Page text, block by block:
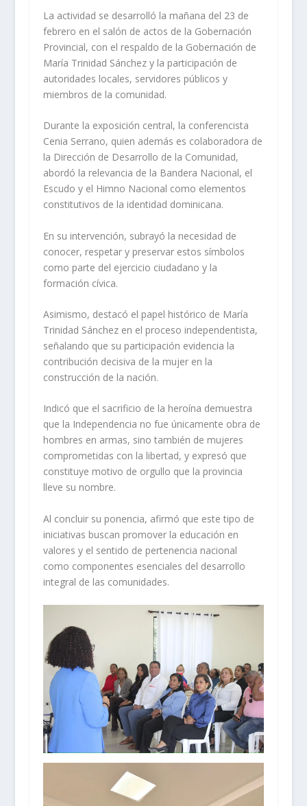
La actividad se desarrolló la mañana del 23 de
febrero en el salón de actos de la Gobernación
Provincial, con el respaldo de la Gobernación de
María Trinidad Sánchez y la participación de
autoridades locales, servidores públicos y
miembros de la comunidad.
Durante la exposición central, la conferencista
Cenia Serrano, quien además es colaboradora de
la Dirección de Desarrollo de la Comunidad,
abordó la relevancia de la Bandera Nacional, el
Escudo y el Himno Nacional como elementos
constitutivos de la identidad dominicana.
En su intervención, subrayó la necesidad de
conocer, respetar y preservar estos símbolos
como parte del ejercicio ciudadano y la
formación cívica.
Asimismo, destacó el papel histórico de María
Trinidad Sánchez en el proceso independentista,
señalando que su participación evidencia la
contribución decisiva de la mujer en la
construcción de la nación.
Indicó que el sacrificio de la heroína demuestra
que la Independencia no fue únicamente obra de
hombres en armas, sino también de mujeres
comprometidas con la libertad, y expresó que
constituye motivo de orgullo que la provincia
lleve su nombre.
Al concluir su ponencia, afirmó que este tipo de
iniciativas buscan promover la educación en
valores y el sentido de pertenencia nacional
como componentes esenciales del desarrollo
integral de las comunidades.